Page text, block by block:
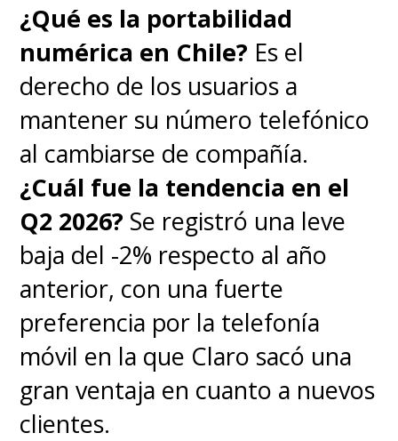
¿Qué es la portabilidad
numérica en Chile? Es el
derecho de los usuarios a
mantener su número telefónico
al cambiarse de compañía.
¿Cuál fue la tendencia en el
Q2 2026? Se registró una leve
baja del -2% respecto al año
anterior, con una fuerte
preferencia por la telefonía
móvil en la que Claro sacó una
gran ventaja en cuanto a nuevos
clientes.